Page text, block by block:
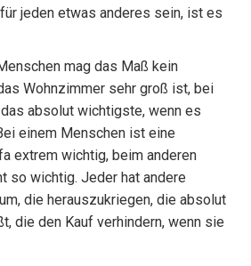
jeden etwas anderes sein, ist es
mag das Maß kein
Wohnzimmer sehr groß ist, bei
absolut wichtigste, wenn es
einem Menschen ist eine
extrem wichtig, beim anderen
so wichtig. Jeder hat andere
die herauszukriegen, die absolut
die den Kauf verhindern, wenn sie